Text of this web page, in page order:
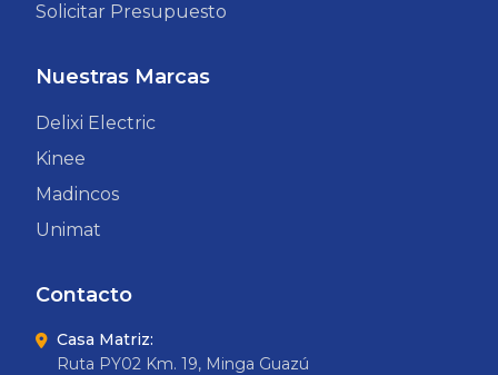
Solicitar Presupuesto
Nuestras Marcas
Delixi Electric
Kinee
Madincos
Unimat
Contacto
Casa Matriz:
Ruta PY02 Km. 19, Minga Guazú